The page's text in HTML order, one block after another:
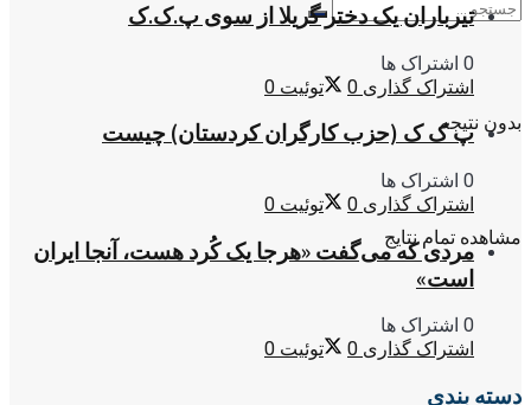
بدون نتیجه
مشاهده تمام نتایج
تیرباران یک دختر گریلا از سوی پ.ک.ک
0 اشتراک ها
اشتراک گذاری 0 توئیت 0
پ ک ک (حزب کارگران کردستان) چیست
0 اشتراک ها
اشتراک گذاری 0 توئیت 0
مردی که می‌گفت «هرجا یک کُرد هست، آنجا ایران
است»
0 اشتراک ها
اشتراک گذاری 0 توئیت 0
دسته بندی